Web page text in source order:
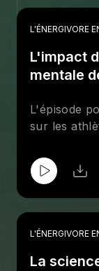
L'ÉNERGIVORE
L'impact
mentale
L'épisode
sur les
L'ÉNERGIVORE
La